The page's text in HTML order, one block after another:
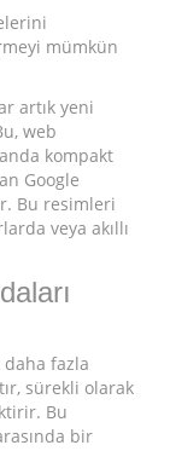
mümkün
artık yeni
web
kompakt
Google
Bu resimleri
veya akıllı
fazla
sürekli olarak
Bu
bir